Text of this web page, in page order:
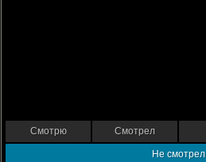
Смотрю Смотрел
Не смотрел